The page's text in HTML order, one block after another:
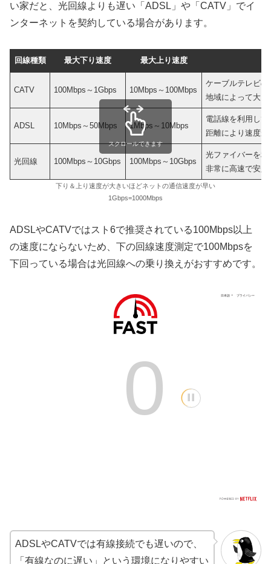
い家だと、光回線よりも遅い「ADSL」や「CATV」でイ
ンターネットを契約している場合があります。
回線種類 最大下り速度 最大上り速度
CATV 100Mbps～1Gbps 10Mbps～100Mbps
ケーブルテレビ
地域によって大
ADSL 10Mbps～50Mbps 1Mbps～10Mbps
電話線を利用し
距離により速度
光回線 100Mbps～10Gbps 100Mbps～10Gbps
光ファイバーを利
非常に高速で安定
スクロールできます
下り＆上り速度が大きいほどネットの通信速度が早い
1Gbps=1000Mbps
ADSLやCATVではスト6で推奨されている100Mbps以上
の速度にならないため、下の回線速度測定で100Mbpsを
下回っている場合は光回線への乗り換えがおすすめです。
ADSLやCATVでは有線接続でも遅いので、
「有線なのに遅い」という環境になりやすい